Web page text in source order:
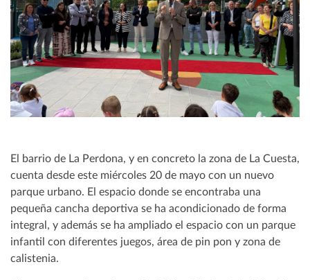
El barrio de La Perdona, y en concreto la zona de La Cuesta,
cuenta desde este miércoles 20 de mayo con un nuevo
parque urbano. El espacio donde se encontraba una
pequeña cancha deportiva se ha acondicionado de forma
integral, y además se ha ampliado el espacio con un parque
infantil con diferentes juegos, área de pin pon y zona de
calistenia.